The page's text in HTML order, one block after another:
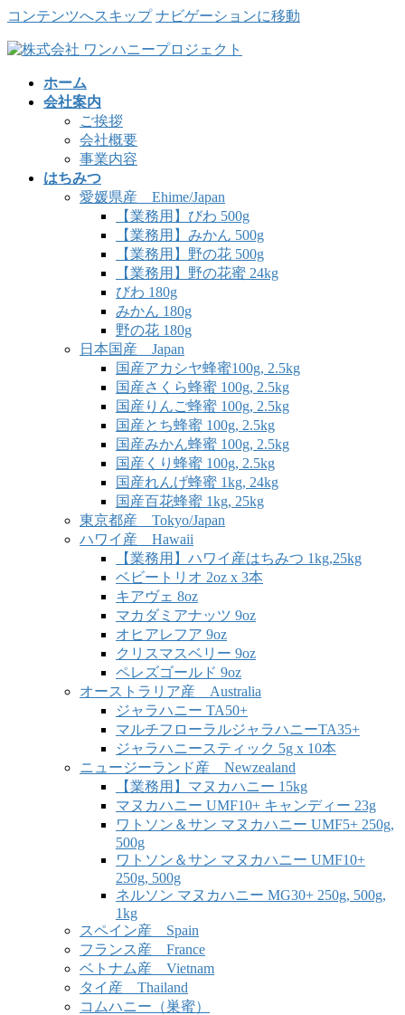
コンテンツへスキップ ナビゲーションに移動
ホーム
会社案内
ご挨拶
会社概要
事業内容
はちみつ
愛媛県産 Ehime/Japan
【業務用】びわ 500g
【業務用】みかん 500g
【業務用】野の花 500g
【業務用】野の花蜜 24kg
びわ 180g
みかん 180g
野の花 180g
日本国産 Japan
国産アカシヤ蜂蜜100g, 2.5kg
国産さくら蜂蜜 100g, 2.5kg
国産りんご蜂蜜 100g, 2.5kg
国産とち蜂蜜 100g, 2.5kg
国産みかん蜂蜜 100g, 2.5kg
国産くり蜂蜜 100g, 2.5kg
国産れんげ蜂蜜 1kg, 24kg
国産百花蜂蜜 1kg, 25kg
東京都産 Tokyo/Japan
ハワイ産 Hawaii
【業務用】ハワイ産はちみつ 1kg,25kg
ベビートリオ 2oz x 3本
キアヴェ 8oz
マカダミアナッツ 9oz
オヒアレフア 9oz
クリスマスベリー 9oz
ペレズゴールド 9oz
オーストラリア産 Australia
ジャラハニー TA50+
マルチフローラルジャラハニーTA35+
ジャラハニースティック 5g x 10本
ニュージーランド産 Newzealand
【業務用】マヌカハニー 15kg
マヌカハニー UMF10+ キャンディー 23g
ワトソン＆サン マヌカハニー UMF5+ 250g,
500g
ワトソン＆サン マヌカハニー UMF10+
250g, 500g
ネルソン マヌカハニー MG30+ 250g, 500g,
1kg
スペイン産 Spain
フランス産 France
ベトナム産 Vietnam
タイ産 Thailand
コムハニー（巣蜜）